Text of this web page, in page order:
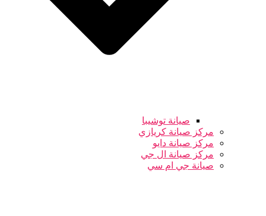
صيانة توشيبا
مركز صيانة كريازي
مركز صيانة دايو
مركز صيانة ال جي
صيانة جي ام سي